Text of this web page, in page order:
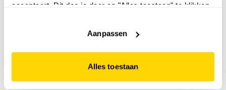
accepteert. Dit doe je door op "Alles toestaan" te klikken.
website niet optimaal functioneert.
Aanpassen
Alles toestaan